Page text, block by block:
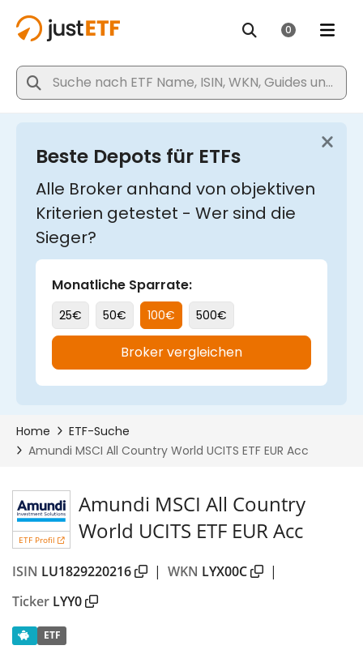
ETF Profil
Amundi MSCI All Country
World UCITS ETF EUR Acc
ISIN LU1829220216 | WKN LYX00C
|
Ticker LYY0
ETF